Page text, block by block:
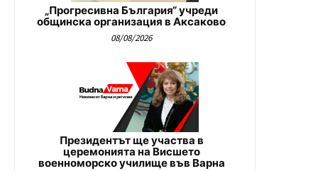
„Прогресивна България“ учреди
общинска организация в Аксаково
08/08/2026
Президентът ще участва в
церемонията на Висшето
военноморско училище във Варна